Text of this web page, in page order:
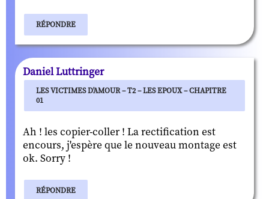
RÉPONDRE
Daniel Luttringer
LES VICTIMES D'AMOUR – T2 – LES EPOUX – CHAPITRE
01
Ah ! les copier-coller ! La rectification est
encours, j'espère que le nouveau montage est
ok. Sorry !
RÉPONDRE